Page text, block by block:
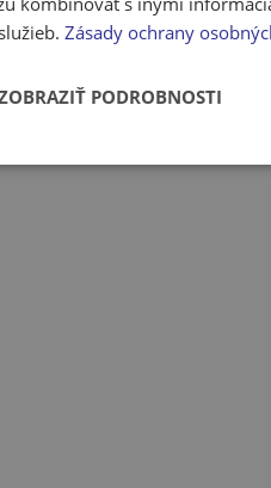
Zásady ochrany
PODROBNOSTI